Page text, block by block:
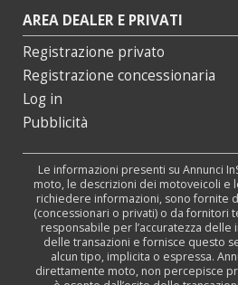
AREA DEALER E PRIVATI
Registrazione privato
Registrazione concessionaria
Log in
Pubblicità
Le informazioni presenti su Annunci
moto, le descrizioni dei motoveicoli e
richiedere informazioni, sono fornite
(concessionari o privati) o da fornitori
responsabile per l’accuratezza delle
delle transazioni e fornisce questo
alcun tipo, implicita o espressa.
direttamente moto, non percepisce